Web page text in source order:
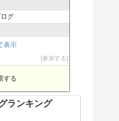
グ
表示
参加する
する
ランキング